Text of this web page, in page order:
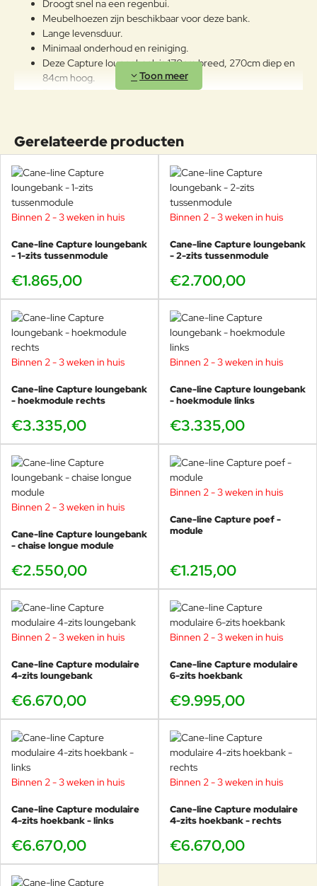
Droogt snel na een regenbui.
Meubelhoezen zijn beschikbaar voor deze bank.
Lange levensduur.
Minimaal onderhoud en reiniging.
Deze Capture loungebank is 170cm breed, 270cm diep en
84cm hoog.
De zithoogte is 37cm.
Producten van topkwaliteit voor jarenlang intensief
buitengebruik.
Bekijk de prachtige Capture collectie van Cane-
line in onze showroom in Voorschoten, wij zijn
de grootste Cane-line dealer van Nederland. Kom
proefzitten en test deze bank zelf uit onder het genot
van een kopje koffie.
Heeft u vragen over de Capture serie, het merk Cane-line, of wilt
u zich misschien oriënteren op verschillende soorten
loungebanken? U bent van harte welkom in onze showroom in
Voorschoten om even rond te kijken of voor vrijblijvend advies.
Gerelateerde producten
Binnen 2 - 3 weken in huis
Cane-line Capture loungebank
- 1-zits tussenmodule
€1.865,00
Binnen 2 - 3 weken in huis
Cane-line Capture loungebank
- 2-zits tussenmodule
€2.700,00
Binnen 2 - 3 weken in huis
Cane-line Capture loungebank
- hoekmodule rechts
€3.335,00
Binnen 2 - 3 weken in huis
Cane-line Capture loungebank
- hoekmodule links
€3.335,00
Binnen 2 - 3 weken in huis
Cane-line Capture loungebank
- chaise longue module
€2.550,00
Binnen 2 - 3 weken in huis
Cane-line Capture poef -
module
€1.215,00
Binnen 2 - 3 weken in huis
Cane-line Capture modulaire
4-zits loungebank
€6.670,00
Binnen 2 - 3 weken in huis
Cane-line Capture modulaire
6-zits hoekbank
€9.995,00
Binnen 2 - 3 weken in huis
Cane-line Capture modulaire
4-zits hoekbank - links
€6.670,00
Binnen 2 - 3 weken in huis
Cane-line Capture modulaire
4-zits hoekbank - rechts
€6.670,00